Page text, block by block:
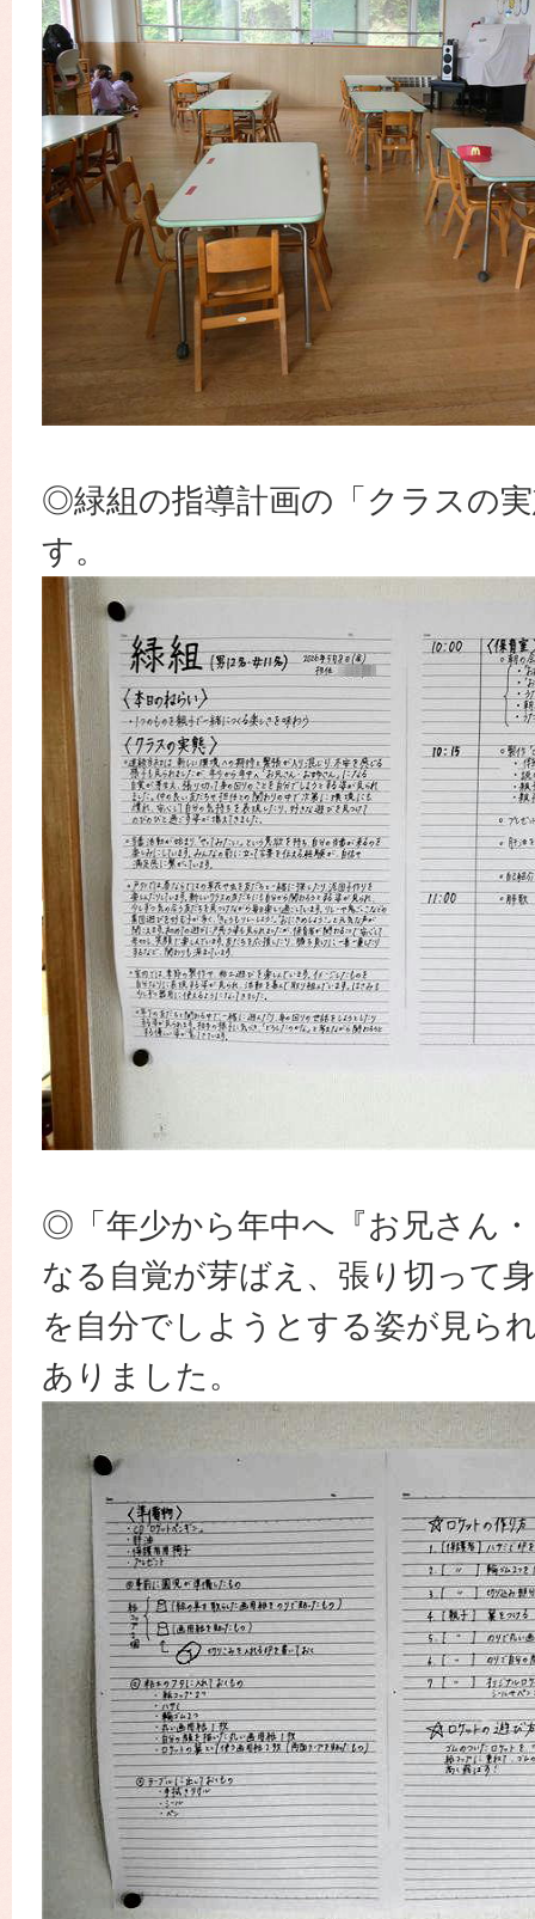
◎緑組の指導計画の「クラスの
す。
◎「年少から年中へ『お兄さん
なる自覚が芽ばえ、張り切って
を自分でしようとする姿が見ら
ありました。